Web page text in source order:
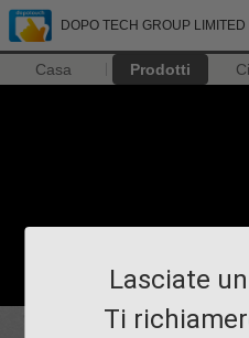
DOPO TECH GROUP LIMITED
Casa Prodotti
Lasciate
Ti